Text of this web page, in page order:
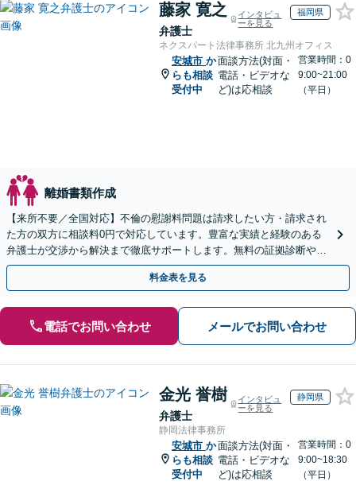
藤家 寛之
弁護士
インタビュ
ーを見る
福岡県
ネクスパート法律事務所 北九州オフィス
安城市 か
らも相談
受付中
面談方法(対面・
電話・ビデオな
ど)は応相談
営業時間：0
9:00~21:00
（平日）
離婚書類作成
【来所不要／全国対応】不倫の慰謝料問題は請求したい方・請求され
た方の双方に相談料0円で対応しています。豊富な実績と経験のある
弁護士が交渉から解決まで徹底サポートします。無料の証拠診断や着
手金の返還保証もありますので安心してご相談ください。
料金表を見る
電話でお問い合わせ メールでお問い合わせ
金光 誉樹
弁護士
インタビュ
ーを見る
静岡県
静岡法律事務所
安城市 か
らも相談
受付中
面談方法(対面・
電話・ビデオな
ど)は応相談
営業時間：0
9:00~18:30
（平日）